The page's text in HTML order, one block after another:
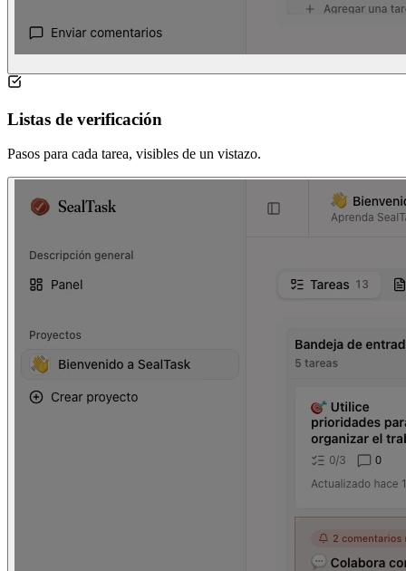
Listas de verificación
Pasos para cada tarea, visibles de un vistazo.